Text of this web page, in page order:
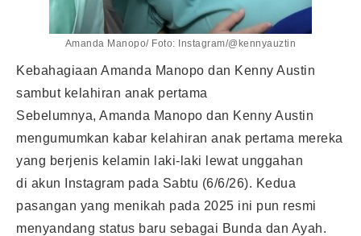
Amanda Manopo/ Foto: Instagram/@kennyauztin
Kebahagiaan Amanda Manopo dan Kenny Austin
sambut kelahiran anak pertama
Sebelumnya, Amanda Manopo dan Kenny Austin
mengumumkan kabar kelahiran anak pertama mereka
yang berjenis kelamin laki-laki lewat unggahan
di akun Instagram pada Sabtu (6/6/26). Kedua
pasangan yang menikah pada 2025 ini pun resmi
menyandang status baru sebagai Bunda dan Ayah.